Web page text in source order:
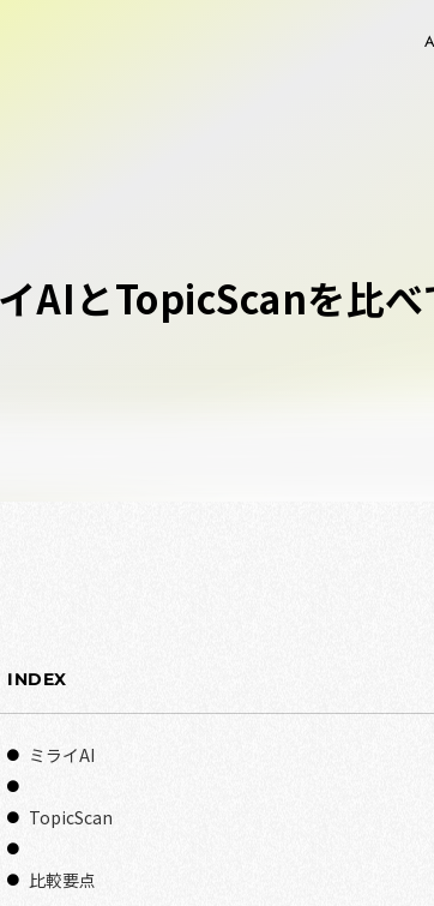
AIとTopicScanを比べ
INDEX
ミライAI
TopicScan
比較要点